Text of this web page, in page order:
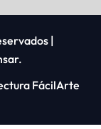
|
.
FácilArte